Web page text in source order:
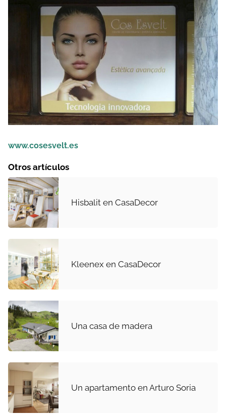
www.cosesvelt.es
Otros artículos
Hisbalit en CasaDecor
Kleenex en CasaDecor
Una casa de madera
Un apartamento en Arturo Soria